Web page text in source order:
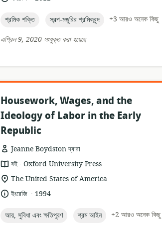
topic:
শ্রমিক শক্তি topic:
স্বল্প-মজুরির শ্রমিকবৃন্দ
+3 আরও অনেক কিছু
এপ্রিল 9, 2020 সংযুক্ত করা হয়েছে
Housework, Wages, and the
Ideology of Labor in the Early
Republic
Jeanne Boydston দ্বারা
তথ্যসম্পদের
ফর্ম্যাট:
বই .
প্রকাশক:Oxford University Press
প্রাসঙ্গিকতার
অবস্থান:
The United States of America
ভাষা:ইংরেজি .
প্রকাশনার
1994
topic:
আয়, সুবিধা এবং ক্ষতিপূরণ topic:
শ্রম আইন
+2 আরও অনেক কিছু